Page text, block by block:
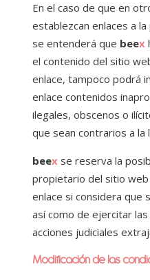
En el caso de que en
establezcan enlaces a
se entenderá que beex
el contenido del sitio
enlace, tampoco podrá
enlace contenidos
ilegales, obscenos o
que sean contrarios a la
beexse reserva la
propietario del sitio
enlace si considera que
así como de ejercitar
acciones judiciales
Modificación de las